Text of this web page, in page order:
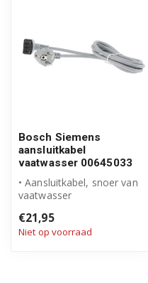
Bosch Siemens
aansluitkabel
vaatwasser 00645033
• Aansluitkabel, snoer van
vaatwasser
product
• Leng...
€21,95
Niet op voorraad